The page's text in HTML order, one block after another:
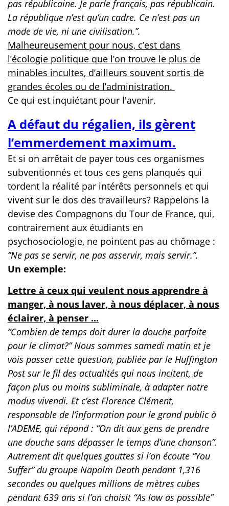
pas républicaine. Je parle français, pas républicain.
La république n’est qu’un cadre. Ce n’est pas un
mode de vie, ni une civilisation.’’.
Malheureusement pour nous, c’est dans
l’écologie politique que l’on trouve le plus de
minables incultes, d’ailleurs souvent sortis de
grandes écoles ou de l’administration.
Ce qui est inquiétant pour l'avenir.
A défaut du régalien, ils gèrent
l’emmerdement maximum.
Et si on arrêtait de payer tous ces organismes
subventionnés et tous ces gens planqués qui
tordent la réalité par intérêts personnels et qui
vivent sur le dos des travailleurs? Rappelons la
devise des Compagnons du Tour de France, qui,
contrairement aux étudiants en
psychosociologie, ne pointent pas au chômage :
‘’Ne pas se servir, ne pas asservir, mais servir.’’.
Un exemple:
Lettre à ceux qui veulent nous apprendre à
manger, à nous laver, à nous déplacer, à nous
éclairer, à penser ...
“Combien de temps doit durer la douche parfaite
pour le climat?” Nous sommes samedi matin et je
vois passer cette question, publiée par le Huffington
Post sur le fil des actualités qui nous incitent, de
façon plus ou moins subliminale, à adapter notre
modus vivendi. Et c’est Florence Clément,
responsable de l’information pour le grand public à
l’ADEME, qui répond : “On dit aux gens de prendre
une douche sans dépasser le temps d’une chanson”.
Autrement dit quelques gouttes si l’on écoute “You
Suffer” du groupe Napalm Death pendant 1,316
secondes ou quelques millions de mètres cubes
pendant 639 ans si l’on choisit “As low as possible”